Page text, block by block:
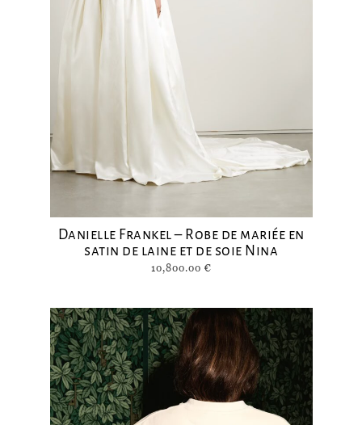
Danielle Frankel – Robe de mariée en
satin de laine et de soie Nina
10,800.00 €